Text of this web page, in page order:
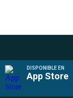
DISPONIBLE EN
App Store